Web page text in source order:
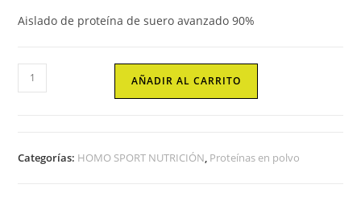
Aislado de proteína de suero avanzado 90%
Isobol
cantidad
AÑADIR AL CARRITO
Categorías: HOMO SPORT NUTRICIÓN, Proteínas en polvo